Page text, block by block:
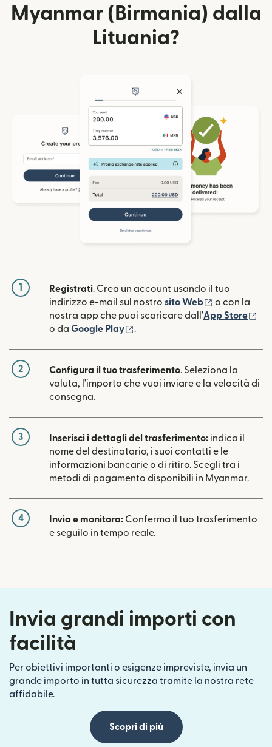
Myanmar (Birmania) dalla
Lituania?
1 Registrati. Crea un account usando il tuo
indirizzo e-mail sul nostro sito Web (si apre in
o con la
nostra app che puoi scaricare dall'App Store
o da Google Play .
2 Configura il tuo trasferimento. Seleziona la
valuta, l'importo che vuoi inviare e la velocità di
consegna.
3 Inserisci i dettagli del trasferimento: indica il
nome del destinatario, i suoi contatti e le
informazioni bancarie o di ritiro. Scegli tra i
metodi di pagamento disponibili in Myanmar.
4 Invia e monitora: Conferma il tuo trasferimento
e seguilo in tempo reale.
Invia grandi importi con
facilità
Per obiettivi importanti o esigenze impreviste, invia un
grande importo in tutta sicurezza tramite la nostra rete
affidabile.
Scopri di più